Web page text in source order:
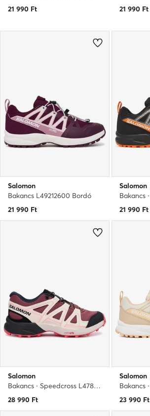
21 990 Ft
21 990 Ft
Salomon
Bakancs L49212600 Bordó
21 990 Ft
Salomon
21 990 Ft
Salomon
Bakancs · Speedcross L47856200 · Rózsaszín
28 990 Ft
Salomon
23 990 Ft